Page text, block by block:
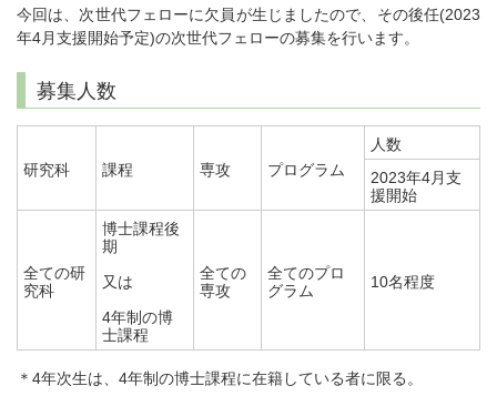
今回は、次世代フェローに欠員が生じましたので、その後任(2023
年4月支援開始予定)の次世代フェローの募集を行います。
募集人数
研究科 課程 専攻 プログラム
人数
2023年4月支
援開始
全ての研
究科
博士課程後
期
又は
4年制の博
士課程
全ての
専攻
全てのプロ
グラム
10名程度
＊4年次生は、4年制の博士課程に在籍している者に限る。